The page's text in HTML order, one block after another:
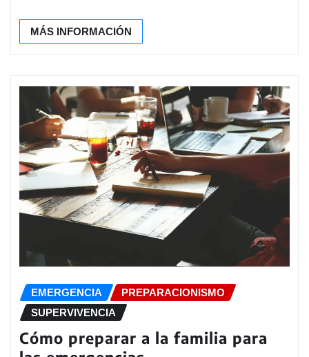
MÁS INFORMACIÓN
EMERGENCIA
PREPARACIONISMO
SUPERVIVENCIA
Cómo preparar a la familia para